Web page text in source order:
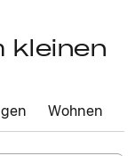
kleinen
Wohnen